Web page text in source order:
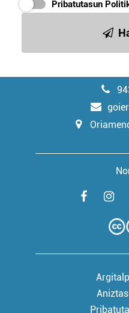
Pribatutasun